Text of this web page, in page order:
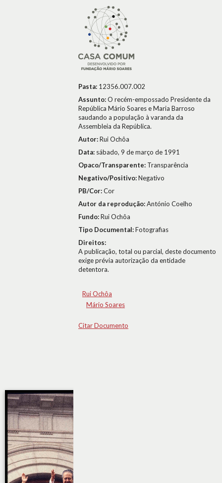
Pasta: 12356.007.002
Assunto:O recém-empossado Presidente da
República Mário Soares e Maria Barroso
saudando a população à varanda da
Assembleia da República.
Autor:Rui Ochôa
Data: sábado, 9 de março de 1991
Opaco/Transparente: Transparência
Negativo/Positivo:Negativo
PB/Cor:Cor
Autor da reprodução:António Coelho
Fundo:Rui Ochôa
Tipo Documental:Fotografias
Direitos:
A publicação, total ou parcial, deste documento
exige prévia autorização da entidade
detentora.
Rui Ochôa
Mário Soares
Citar Documento